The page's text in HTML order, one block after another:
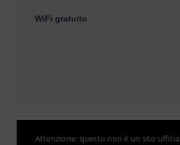
WiFi gratuito
Attenzione: questo non è un sito